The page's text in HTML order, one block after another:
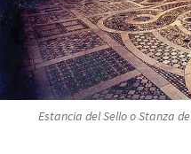
Estancia del Sello o Stanza